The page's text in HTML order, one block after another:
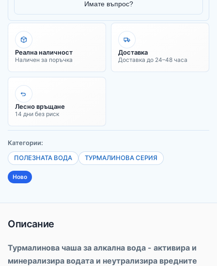
Имате въпрос?
Реална наличност
Наличен за поръчка
Доставка
Доставка до 24–48 часа
Лесно връщане
14 дни без риск
Категории:
ПОЛЕЗНАТА ВОДА
ТУРМАЛИНОВА СЕРИЯ
Ново
Описание
Турмалинова чаша за алкална вода - активира и
минерализира водата и неутрализира вредните